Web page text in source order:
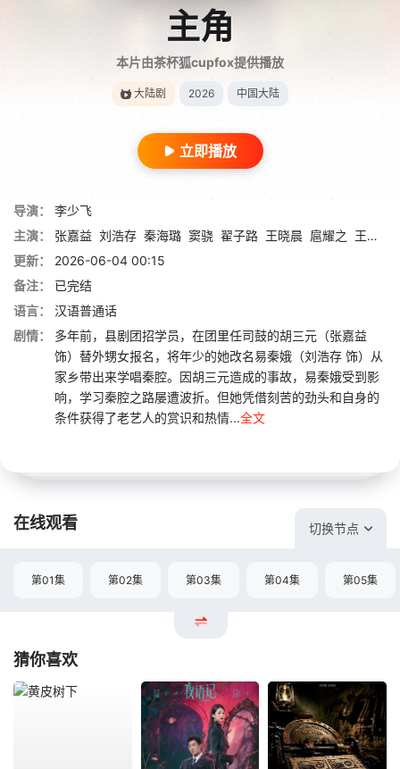
主角
本片由茶杯狐cupfox提供播放
大陆剧 2026 中国大陆
立即播放
导演：
李少飞
主演：
张嘉益 刘浩存 秦海璐 窦骁 翟子路 王晓晨 扈耀之 王海燕
更新：
2026-06-04 00:15
备注：
已完结
语言：
汉语普通话
剧情：
多年前，县剧团招学员，在团里任司鼓的胡三元（张嘉益
饰）替外甥女报名，将年少的她改名易秦娥（刘浩存 饰）从
家乡带出来学唱秦腔。因胡三元造成的事故，易秦娥受到影
响，学习秦腔之路屡遭波折。但她凭借刻苦的劲头和自身的
条件获得了老艺人的赏识和热情...全文
在线观看 切换节点
第01集 第02集 第03集 第04集 第05集
猜你喜欢